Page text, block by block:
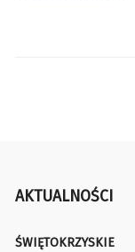
AKTUALNOŚCI
ŚWIĘTOKRZYSKIE